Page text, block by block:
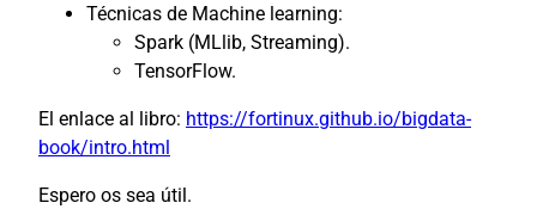
Técnicas de Machine learning:
Spark (MLlib, Streaming).
TensorFlow.
El enlace al libro: https://fortinux.github.io/bigdata-
book/intro.html
Espero os sea útil.